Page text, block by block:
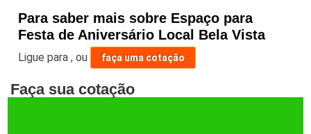
Para saber mais sobre Espaço para
Festa de Aniversário Local Bela Vista
Ligue para,ou faça uma cotação
Faça sua cotação